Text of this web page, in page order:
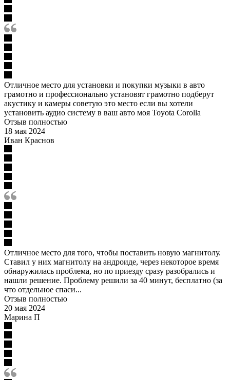
Отличное место для установки и покупки музыки в авто
грамотно и профессионально установят грамотно подберут
акустику и камеры советую это место если вы хотели
установить аудио систему в ваш авто моя Toyota Corolla
Отзыв полностью
18 мая 2024
Иван Краснов
Отличное место для того, чтобы поставить новую магнитолу.
Ставил у них магнитолу на андроиде, через некоторое время
обнаружилась проблема, но по приезду сразу разобрались и
нашли решение. Проблему решили за 40 минут, бесплатно (за
что отдельное спаси...
Отзыв полностью
20 мая 2024
Марина П